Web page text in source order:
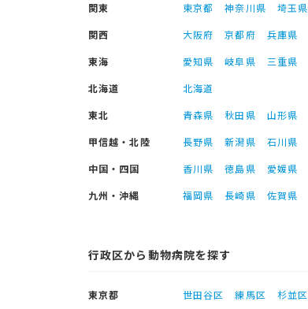
関東 東京都 神奈川県 埼玉県
関西
大阪府 京都府 兵庫県
東海
愛知県 岐阜県 三重県
北海道
北海道
東北
青森県 秋田県 山形県
甲信越・北陸
長野県 新潟県 石川県
中国・四国
香川県 徳島県 愛媛県
九州・沖縄
福岡県 長崎県 佐賀県
行政区から動物病院を探す
東京都 世田谷区 練馬区 杉並区